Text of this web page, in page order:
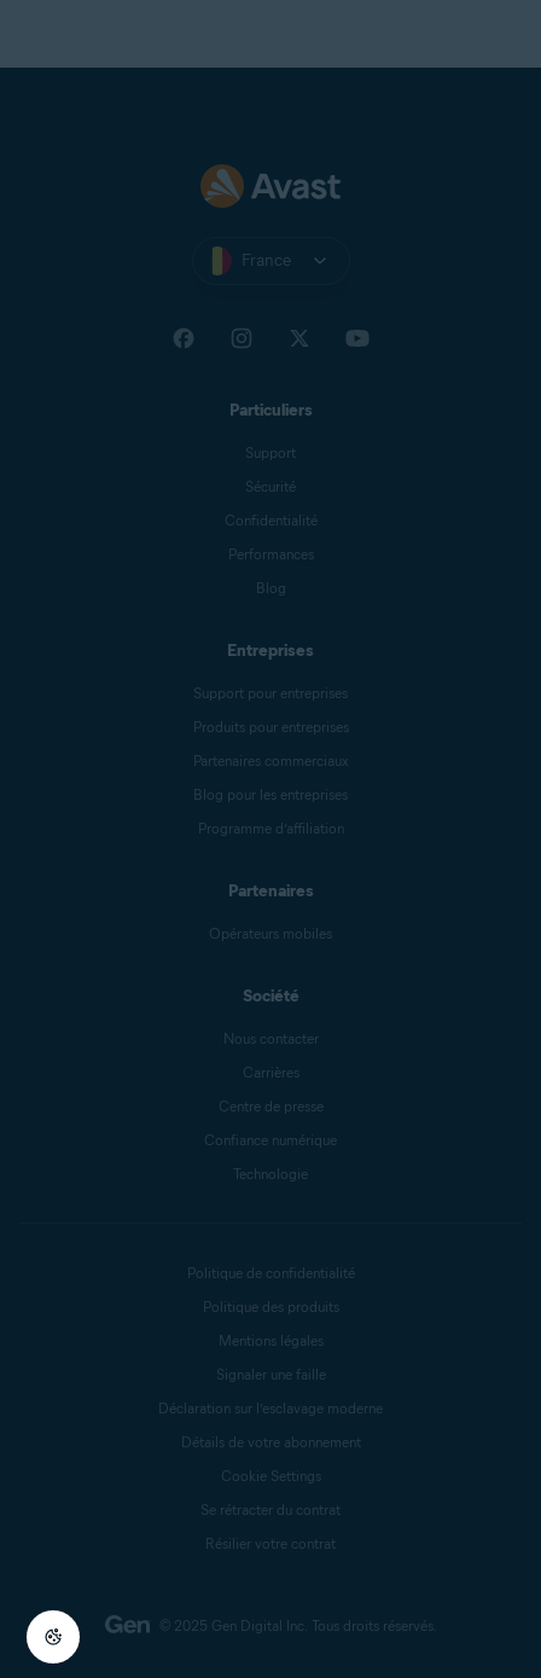
France
Particuliers
Support
Sécurité
Confidentialité
Performances
Blog
Entreprises
Support pour entreprises
Produits pour entreprises
Partenaires commerciaux
Blog pour les entreprises
Programme d’affiliation
Partenaires
Opérateurs mobiles
Société
Nous contacter
Carrières
Centre de presse
Confiance numérique
Technologie
© 2025 Gen Digital Inc. Tous droits réservés.
Politique de confidentialité
Politique des produits
Mentions légales
Signaler une faille
Déclaration sur l’esclavage moderne
Détails de votre abonnement
Cookie Settings
Se rétracter du contrat
Résilier votre contrat